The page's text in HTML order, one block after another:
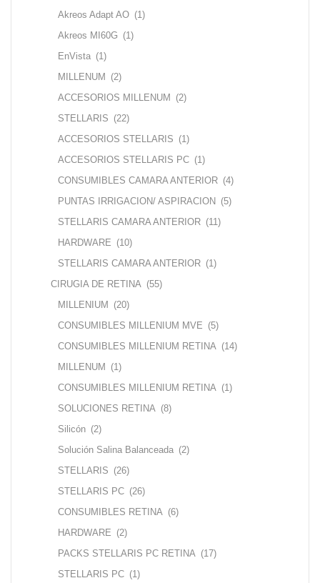
Akreos Adapt AO (1)
Akreos MI60G (1)
EnVista (1)
MILLENUM (2)
ACCESORIOS MILLENUM (2)
STELLARIS (22)
ACCESORIOS STELLARIS (1)
ACCESORIOS STELLARIS PC (1)
CONSUMIBLES CAMARA ANTERIOR (4)
PUNTAS IRRIGACION/ ASPIRACION (5)
STELLARIS CAMARA ANTERIOR (11)
HARDWARE (10)
STELLARIS CAMARA ANTERIOR (1)
CIRUGIA DE RETINA (55)
MILLENIUM (20)
CONSUMIBLES MILLENIUM MVE (5)
CONSUMIBLES MILLENIUM RETINA (14)
MILLENUM (1)
CONSUMIBLES MILLENIUM RETINA (1)
SOLUCIONES RETINA (8)
Silicón (2)
Solución Salina Balanceada (2)
STELLARIS (26)
STELLARIS PC (26)
CONSUMIBLES RETINA (6)
HARDWARE (2)
PACKS STELLARIS PC RETINA (17)
STELLARIS PC (1)